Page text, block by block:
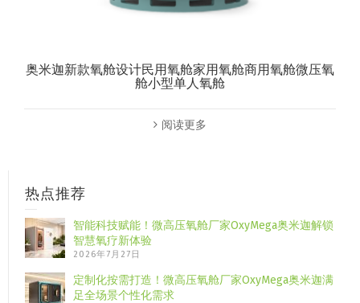
奥米迦新款氧舱设计民用氧舱家用氧舱商用氧舱微压氧
舱小型单人氧舱
阅读更多
热点推荐
智能科技赋能！微高压氧舱厂家OxyMega奥米迦解锁
智慧氧疗新体验
2026年7月27日
定制化按需打造！微高压氧舱厂家OxyMega奥米迦满
足全场景个性化需求